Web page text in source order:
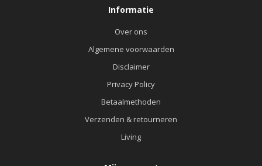
Informatie
Over ons
Algemene voorwaarden
Disclaimer
Privacy Policy
Betaalmethoden
Verzenden & retourneren
Living